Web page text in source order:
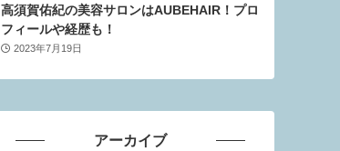
高須賀佑紀の美容サロンはAUBEHAIR！プロ
フィールや経歴も！
2023年7月19日
アーカイブ